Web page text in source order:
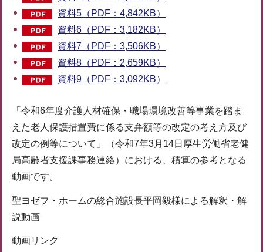
資料5（PDF：4,842KB）
資料6（PDF：3,182KB）
資料7（PDF：3,506KB）
資料8（PDF：2,659KB）
資料9（PDF：3,092KB）
「令和6年度介護人材確保・職場環境改善等事業を踏ま
えた老人保護措置費に係る支弁額等の改定の考え方及び
改定の例等について」（令和7年3月14日厚生労働省老健
局高齢者支援課事務連絡）における、積算の参考となる
動画です。
聖ヨゼフ・ホームの総合施設長平岡毅様による解釈・解
説動画
動画リンク